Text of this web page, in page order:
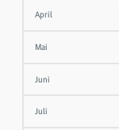
April
Mai
Juni
Juli